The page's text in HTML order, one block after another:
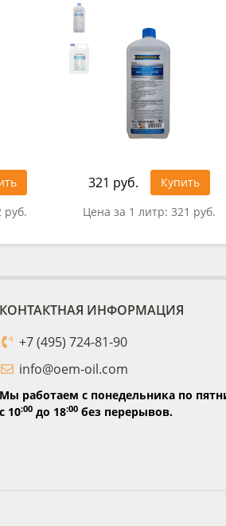
руб.
321 руб.
Купить
Цена за 1 литр: 321 руб.
КОНТАКТНАЯ ИНФОРМАЦИЯ
+7 (495) 724-81-90
info@oem-oil.com
Мы работаем с понедельника по
с 10:00до 18:00без перерывов.